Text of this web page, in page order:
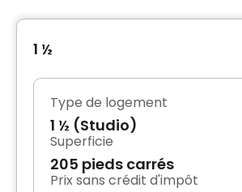
1 ½
Type de logement
1 ½ (Studio)
Superficie
205 pieds carrés
Prix sans crédit d'impôt